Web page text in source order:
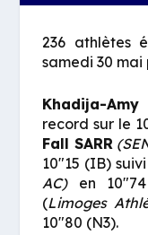
236 athlètes
samedi 30
Khadija-Amy
record sur le
Fall SARR
10″15 (IB)
AC)en
(Limoges
10″80 (N3).